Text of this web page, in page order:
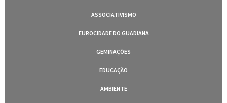
ASSOCIATIVISMO
EUROCIDADE DO GUADIANA
GEMINAÇÕES
EDUCAÇÃO
AMBIENTE